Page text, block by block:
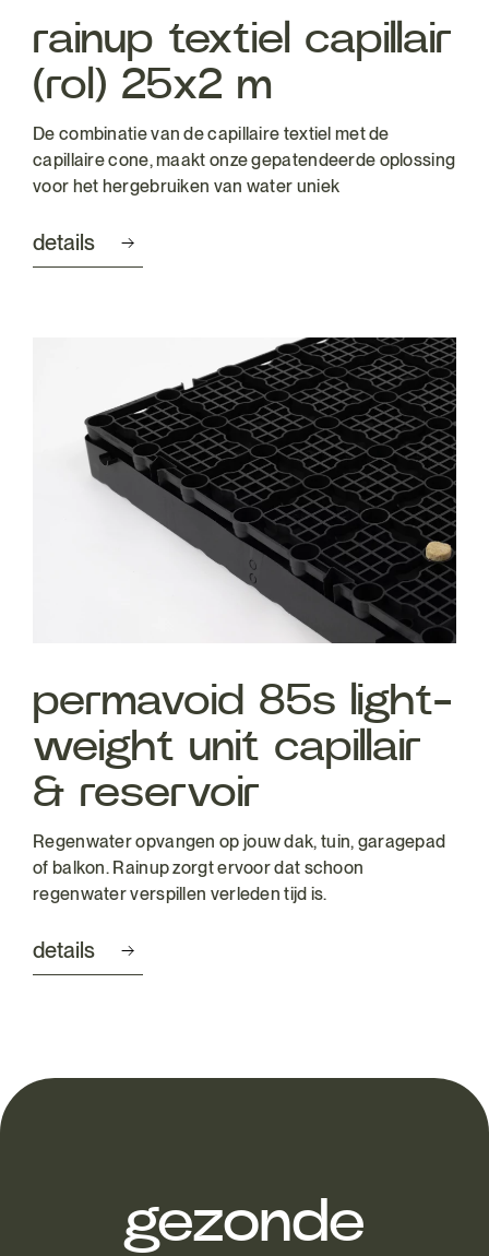
rainup textiel capillair
(rol) 25x2 m
De combinatie van de capillaire textiel met de
capillaire cone, maakt onze gepatendeerde oplossing
voor het hergebruiken van water uniek
details
permavoid 85s light-
weight unit capillair
& reservoir
Regenwater opvangen op jouw dak, tuin, garagepad
of balkon. Rainup zorgt ervoor dat schoon
regenwater verspillen verleden tijd is.
details
gezonde